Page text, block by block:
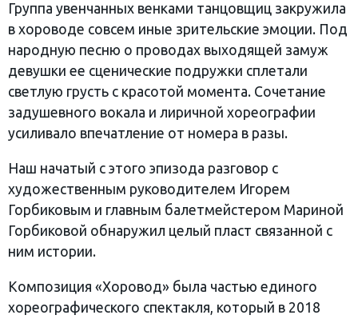
Группа увенчанных венками танцовщиц закружила
в хороводе совсем иные зрительские эмоции. Под
народную песню о проводах выходящей замуж
девушки ее сценические подружки сплетали
светлую грусть с красотой момента. Сочетание
задушевного вокала и лиричной хореографии
усиливало впечатление от номера в разы.
Наш начатый с этого эпизода разговор с
художественным руководителем Игорем
Горбиковым и главным балетмейстером Мариной
Горбиковой обнаружил целый пласт связанной с
ним истории.
Композиция «Хоровод» была частью единого
хореографического спектакля, который в 2018